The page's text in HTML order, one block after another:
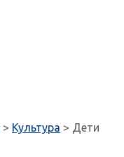
> Культура > Дети